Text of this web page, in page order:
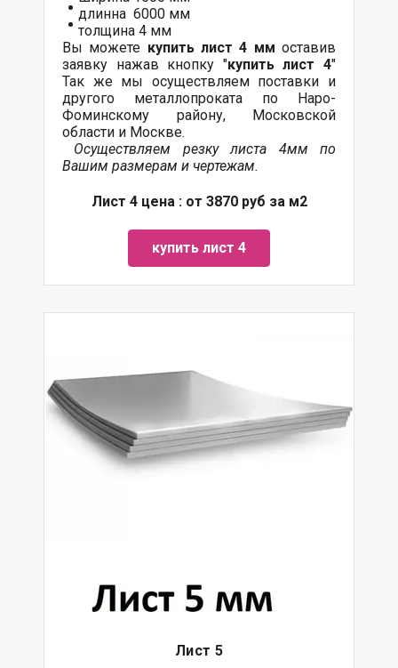
длинна 6000 мм
толщина 4 мм
Вы можете купить лист 4 ммоставив
заявку нажав кнопку "купить лист 4"
Так же мы осуществляем поставки и
другого металлопроката по Наро-
Фоминскому району, Московской
области и Москве.
Осуществляем резку листа 4мм по
Вашим размерам и чертежам.
Лист 4 цена : от 3870 руб за м2
купить лист 4
Лист 5